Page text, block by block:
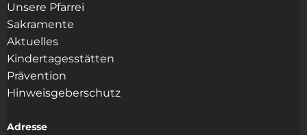
Unsere Pfarrei
Sakramente
Aktuelles
Kindertagesstätten
Prävention
Hinweisgeberschutz
Adresse